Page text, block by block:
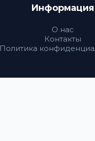
Информация
О нас
Контакты
Политика